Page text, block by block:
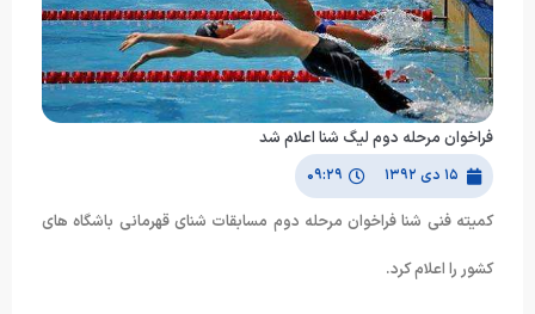
فراخوان مرحله دوم لیگ شنا اعلام شد
۱۵ دی ۱۳۹۲ ۰۹:۲۹
کمیته فنی شنا فراخوان مرحله دوم مسابقات شنای قهرمانی باشگاه های
کشور را اعلام کرد.